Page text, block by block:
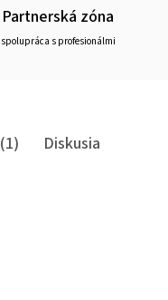
Partnerská zóna
spolupráca s profesionálmi
Diskusia